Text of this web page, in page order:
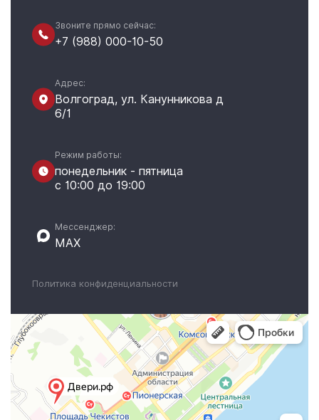
Звоните прямо сейчас:
+7 (988) 000-10-50
Адрес:
Волгоград, ул. Канунникова д
6/1
Режим работы:
понедельник - пятница
с 10:00 до 19:00
Мессенджер:
MAX
Политика конфиденциальности